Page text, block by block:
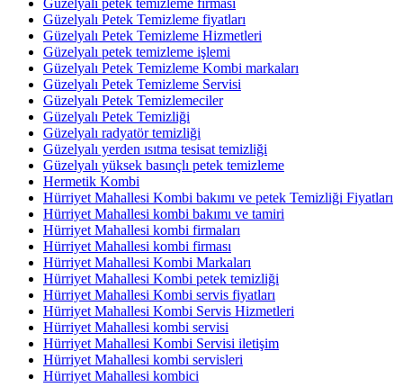
Güzelyalı Petek Temizleme fiyatları
Güzelyalı Petek Temizleme Hizmetleri
Güzelyalı petek temizleme işlemi
Güzelyalı Petek Temizleme Kombi markaları
Güzelyalı Petek Temizleme Servisi
Güzelyalı Petek Temizlemeciler
Güzelyalı Petek Temizliği
Güzelyalı radyatör temizliği
Güzelyalı yerden ısıtma tesisat temizliği
Güzelyalı yüksek basınçlı petek temizleme
Hermetik Kombi
Hürriyet Mahallesi Kombi bakımı ve petek Temizliği Fiyatları
Hürriyet Mahallesi kombi bakımı ve tamiri
Hürriyet Mahallesi kombi firmaları
Hürriyet Mahallesi kombi firması
Hürriyet Mahallesi Kombi Markaları
Hürriyet Mahallesi Kombi petek temizliği
Hürriyet Mahallesi Kombi servis fiyatları
Hürriyet Mahallesi Kombi Servis Hizmetleri
Hürriyet Mahallesi kombi servisi
Hürriyet Mahallesi Kombi Servisi iletişim
Hürriyet Mahallesi kombi servisleri
Hürriyet Mahallesi kombici